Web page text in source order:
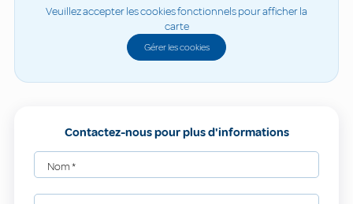
Veuillez accepter les cookies fonctionnels pour afficher la
carte
Gérer les cookies
Contactez-nous pour plus d'informations
Nom*